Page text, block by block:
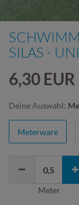
SILAS -
6,30 EUR
Deine Auswahl:
Meterware
Meter